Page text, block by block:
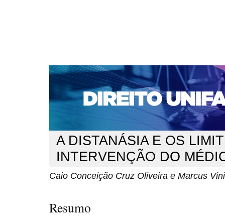
CAPA SOBRE ACESSO CADASTRO
NOTÍCIAS
EDIÇÕES DE Nº 1 A 100 WEBMAIL
Capa>n. 113 (2009) > Marcus Vinicius Fernandes dos Santos
A DISTANÁSIA E OS
INTERVENÇÃO DO
Caio Conceição Cruz Oliveira e Marcus
Resumo